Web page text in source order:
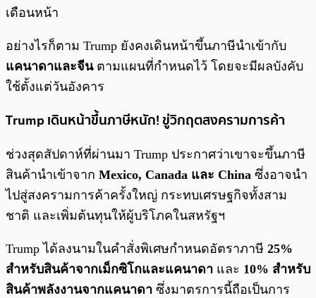
เดือนหน้า
อย่างไรก็ตาม Trump ยังคงเดินหน้าขึ้นภาษีนำเข้ากับ
แคนาดาและจีนตามแผนที่กำหนดไว้ โดยจะมีผลบังคับ
ใช้ตั้งแต่วันอังคาร
Trump เดินหน้าขึ้นภาษีหนัก! ขู่วิกฤตสงครามการค้า
ช่วงสุดสัปดาห์ที่ผ่านมา Trump ประกาศว่าเขาจะขึ้นภาษี
สินค้านำเข้าจาก Mexico, Canada และ China ซึ่งอาจนำ
ไปสู่สงครามการค้าครั้งใหญ่ กระทบเศรษฐกิจทั้งสาม
ชาติ และเพิ่มต้นทุนให้ผู้บริโภคในสหรัฐฯ
Trump ได้ลงนามในคำสั่งพิเศษกำหนดอัตราภาษี 25%
สำหรับสินค้าจากเม็กซิโกและแคนาดา และ 10% สำหรับ
สินค้าพลังงานจากแคนาดา ซึ่งมาตรการนี้ถือเป็นการ